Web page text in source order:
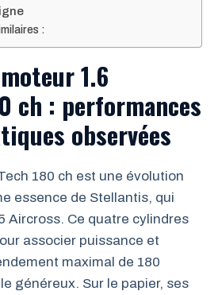
:
1.6
ch : performances
observées
180 ch est une évolution
essence de Stellantis, qui
Aircross. Ce quatre cylindres
associer puissance et
maximal de 180
généreux. Sur le papier, ses